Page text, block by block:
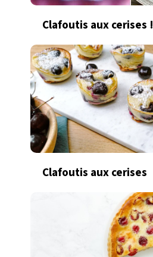
Clafoutis aux cerises !
Clafoutis aux cerises